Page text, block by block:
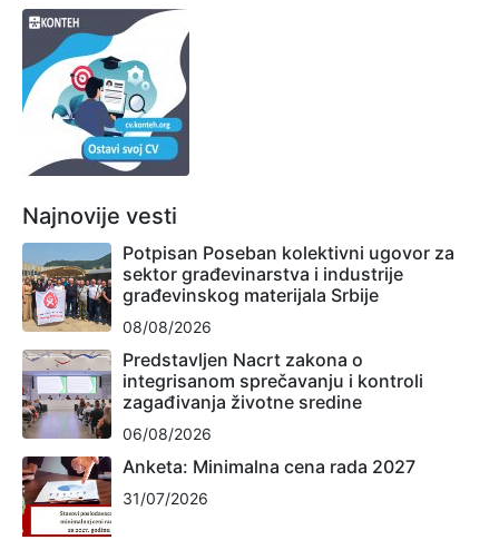
Najnovije vesti
Potpisan Poseban kolektivni ugovor za
sektor građevinarstva i industrije
građevinskog materijala Srbije
08/08/2026
Predstavljen Nacrt zakona o
integrisanom sprečavanju i kontroli
zagađivanja životne sredine
06/08/2026
Anketa: Minimalna cena rada 2027
31/07/2026